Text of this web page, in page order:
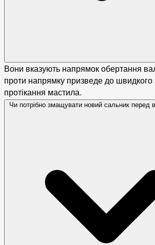
Вони вказують напрямок обертання
проти напрямку призведе до швидкого
протікання мастила.
Чи потрібно змащувати новий сальник перед